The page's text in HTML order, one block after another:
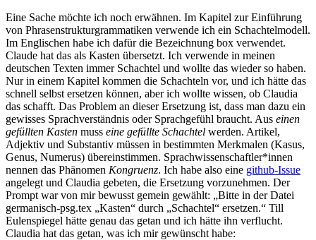
Eine Sache möchte ich noch erwähnen. Im Kapitel zur Einführung
von Phrasenstrukturgrammatiken verwende ich ein Schachtelmodell.
Im Englischen habe ich dafür die Bezeichnung box verwendet.
Claude hat das als Kasten übersetzt. Ich verwende in meinen
deutschen Texten immer Schachtel und wollte das wieder so haben.
Nur in einem Kapitel kommen die Schachteln vor, und ich hätte das
schnell selbst ersetzen können, aber ich wollte wissen, ob Claudia
das schafft. Das Problem an dieser Ersetzung ist, dass man dazu ein
gewisses Sprachverständnis oder Sprachgefühl braucht. Aus einen
gefüllten Kasten muss eine gefüllte Schachtel werden. Artikel,
Adjektiv und Substantiv müssen in bestimmten Merkmalen (Kasus,
Genus, Numerus) übereinstimmen. Sprachwissenschaftler*innen
nennen das Phänomen Kongruenz. Ich habe also eine github-Issue
angelegt und Claudia gebeten, die Ersetzung vorzunehmen. Der
Prompt war von mir bewusst gemein gewählt: „Bitte in der Datei
germanisch-psg.tex „Kasten“ durch „Schachtel“ ersetzen.“ Till
Eulenspiegel hätte genau das getan und ich hätte ihn verflucht.
Claudia hat das getan, was ich mir gewünscht habe: